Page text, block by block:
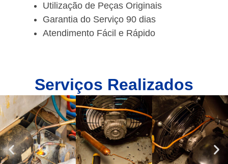
Utilização de Peças Originais
Garantia do Serviço 90 dias
Atendimento Fácil e Rápido
Serviços Realizados